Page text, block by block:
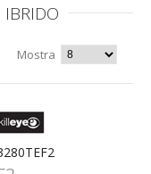
IBRIDO
Mostra